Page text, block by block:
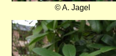
© A. Jagel
Bild